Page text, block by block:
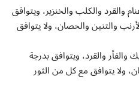
والقرد والكلب والخنزير، ويتوافق
والتنين والحصان، ولا يتوافق
والفأر والقرد، ويتوافق بدرجة
ولا يتوافق مع كل من الثور